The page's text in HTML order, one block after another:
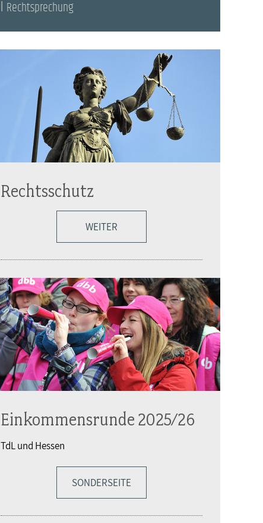
Rechtsprechung
Rechtsschutz
WEITER
Einkommensrunde 2025/26
TdL und Hessen
SONDERSEITE